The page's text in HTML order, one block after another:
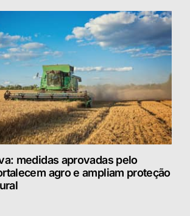
medidas aprovadas pelo
agro e ampliam proteção